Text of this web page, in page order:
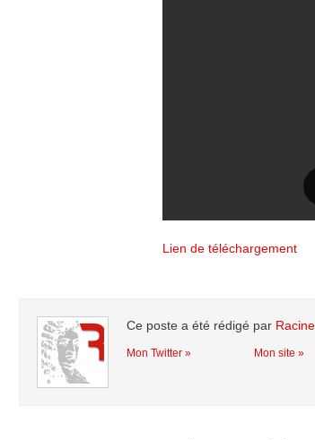
Lien de téléchargement
Ce poste a été rédigé par
Mon Twitter » Mon site »